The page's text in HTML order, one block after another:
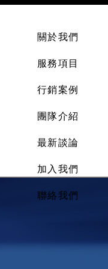
關於我們
服務項目
行銷案例
團隊介紹
最新談論
加入我們
聯絡我們